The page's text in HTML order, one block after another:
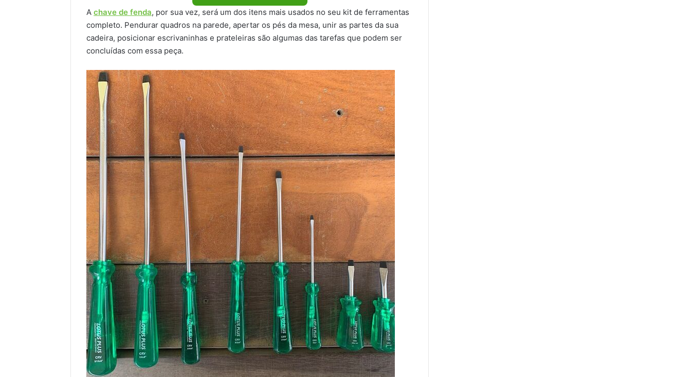
A chave de fenda, por sua vez, será um dos itens mais usados no seu kit de ferramentas
completo. Pendurar quadros na parede, apertar os pés da mesa, unir as partes da sua
cadeira, posicionar escrivaninhas e prateleiras são algumas das tarefas que podem ser
concluídas com essa peça.